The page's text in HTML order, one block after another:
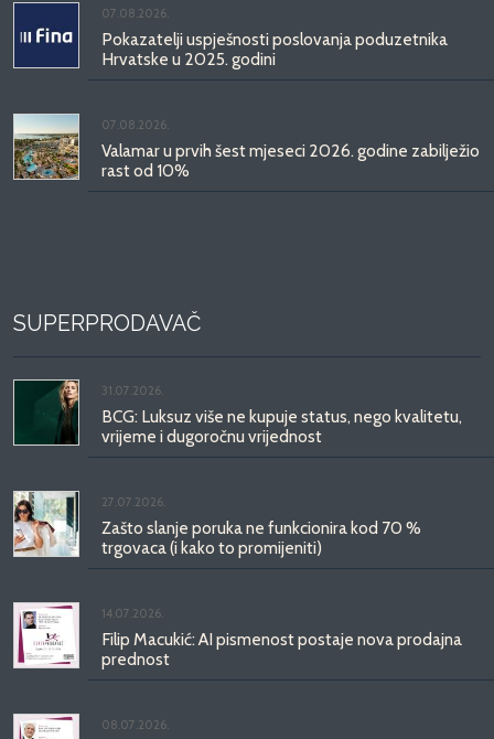
07.08.2026.
Pokazatelji uspješnosti poslovanja poduzetnika
Hrvatske u 2025. godini
07.08.2026.
Valamar u prvih šest mjeseci 2026. godine zabilježio
rast od 10%
SUPERPRODAVAČ
31.07.2026.
BCG: Luksuz više ne kupuje status, nego kvalitetu,
vrijeme i dugoročnu vrijednost
27.07.2026.
Zašto slanje poruka ne funkcionira kod 70 %
trgovaca (i kako to promijeniti)
14.07.2026.
Filip Macukić: AI pismenost postaje nova prodajna
prednost
08.07.2026.